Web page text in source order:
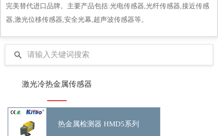
完美替代进口品牌。主要产品包括:光电传感器,光纤传感器,接近传感
器,激光位移传感器,安全光幕,超声波传感器等。
激光冷热金属传感器
热金属检测器 HMD5系列